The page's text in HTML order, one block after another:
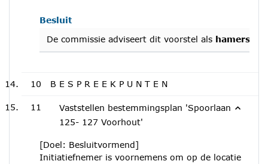
Besluit
De commissie adviseert dit voorstel als hamerstuk
10 B E S P R E E K P U N T E N
11
Vaststellen bestemmingsplan 'Spoorlaan
125- 127 Voorhout'
[Doel: Besluitvormend]
Initiatiefnemer is voornemens om op de locatie